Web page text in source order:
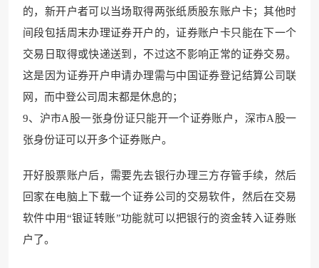
的，新开户者可以当场取得两张纸质股东账户卡；其他时
间段包括周末办理证券开户的，证券账户卡只能在下一个
交易日取得或快递送到，不过这不影响正常的证券交易。
这是因为证券开户申请办理需与中国证券登记结算公司联
网，而中登公司周末都是休息的；
9、沪市A股一张身份证只能开一个证券账户，深市A股一
张身份证可以开多个证券账户。
开好股票账户后，需要先去银行办理三方存管手续，然后
回家在电脑上下载一个证券公司的交易软件，然后在交易
软件中用“银证转账”功能就可以把银行的资金转入证券账
户了。